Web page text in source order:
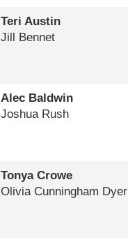
Teri Austin
Jill Bennet
Alec Baldwin
Joshua Rush
Tonya Crowe
Olivia Cunningham Dyer